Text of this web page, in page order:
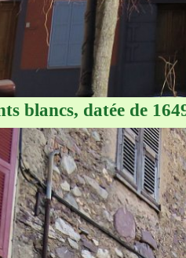
blancs, datée de